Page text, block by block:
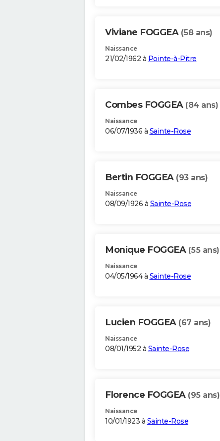
Viviane FOGGEA (58 ans)
Naissance
21/02/1962 à Pointe-à-Pitre
Combes FOGGEA (84 ans)
Naissance
06/07/1936 à Sainte-Rose
Bertin FOGGEA (93 ans)
Naissance
08/09/1926 à Sainte-Rose
Monique FOGGEA (55 ans)
Naissance
04/05/1964 à Sainte-Rose
Lucien FOGGEA (67 ans)
Naissance
08/01/1952 à Sainte-Rose
Florence FOGGEA (95 ans)
Naissance
10/01/1923 à Sainte-Rose